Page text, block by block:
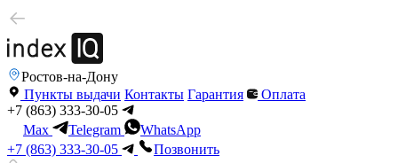
Ростов-на-Дону
Пункты выдачи Контакты Гарантия
Оплата
+7 (863) 333-30-05
Max
Telegram
WhatsApp
+7 (863) 333-30-05
Позвонить